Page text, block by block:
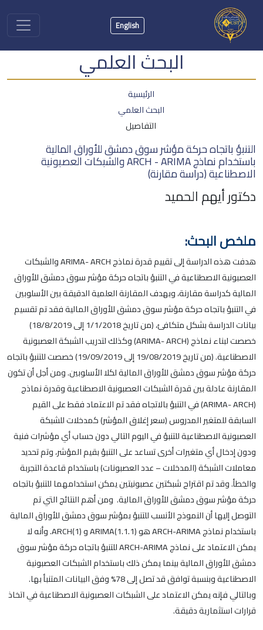
English
البحث العلمي
الرئيسية
البحث العلمي
التفاصيل
التنبؤ باتجاه حركة مؤشر سوق دمشق للأوراق المالية
باستخدام نماذج ARCH - ARIMA والشبكات العصبونية
الاصطناعية (دراسة مقارنة)
دكتور أيهم الحميد
ملخص البحث:
هدفت هذه الدراسة إلى تقييم قدرة نماذج ARIMA- ARCH والشبكات
العصبونية الاصطناعية في التنبؤ باتجاه حركة مؤشر سوق دمشق للأوراق
المالية كدراسة مقارنة، وبهدف المقارنة العلمية الدقيقة بين الأسلوبين
في التنبؤ باتجاه حركة مؤشر سوق دمشق للأوراق المالية فقد تم تقسيم
بيانات الدراسة بشكل متكافئ، (من تاريخ 1/1/2018 إلى 18/8/2019)
خصصت لبناء نماذج (ARIMA- ARCH) وكذلك لتدريب الشبكة العصبونية
الاصطناعية. (من تاريخ 19/08/2019 إلى 19/09/2019) خصصت للتنبؤ باتجاه
حركة مؤشر سوق دمشق للأوراق المالية لكلا الأسلوبين. ومن أجل أن تكون
المقارنة عادلة بين قدرة الشبكات العصبونية الاصطناعية وقدرة نماذج
(ARIMA- ARCH) في التنبؤ بالاتجاه فقد تم الاعتماد فقط على القيم
السابقة للمتغير المدروس (سعر إغلاق المؤشر) كمدخلات للشبكة
العصبونية الاصطناعية للتنبؤ في اليوم التالي دون حساب أي مؤشرات فنية
ودون إدخال أي متغيرات أخرى تساعد على التنبؤ بقيم المؤشر، وتم تحديد
معاملات الشبكة (المدخلات – عدد العصبونات) باستخدام قاعدة التجربة
والخطأ. وقد تم اقتراح شبكتين عصبونيتين يمكن استخدامهما للتنبؤ باتجاه
حركة مؤشر سوق دمشق للأوراق المالية. ومن أهم النتائج التي تم
التوصل إليها أن النموذج الأنسب للتنبؤ بمؤشر سوق دمشق للأوراق المالية
باستخدام نماذج ARCH-ARIMA هو ARIMA(1.1.1) و ARCH(1). وأنه لا
يمكن الاعتماد على نماذج ARCH-ARIMA للتنبؤ باتجاه حركة مؤشر سوق
دمشق للأوراق المالية بينما يمكن ذلك باستخدام الشبكات العصبونية
الاصطناعية وبنسبة توافق قد تصل إلى 78% وفق البيانات المتنبأ بها.
وبالتالي فإنه يمكن الاعتماد على الشبكات العصبونية الاصطناعية في اتخاذ
قرارات استثمارية دقيقة.